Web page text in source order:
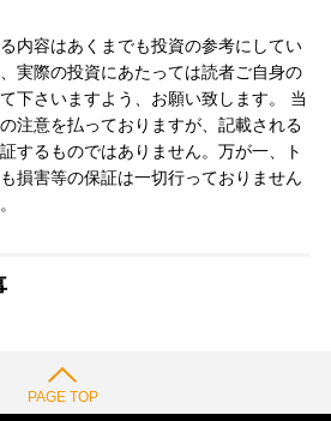
内容はあくまでも投資の参考にしてい
実際の投資にあたっては読者ご自身の
下さいますよう、お願い致します。 当
注意を払っておりますが、記載される
するものではありません。万が一、ト
損害等の保証は一切行っておりません
PAGE TOP